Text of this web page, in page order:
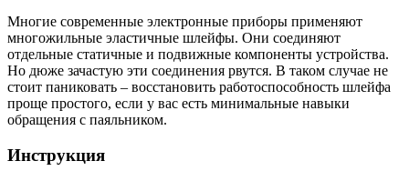
Многие современные электронные приборы применяют
многожильные эластичные шлейфы. Они соединяют
отдельные статичные и подвижные компоненты устройства.
Но дюже зачастую эти соединения рвутся. В таком случае не
стоит паниковать – восстановить работоспособность шлейфа
проще простого, если у вас есть минимальные навыки
обращения с паяльником.
Инструкция